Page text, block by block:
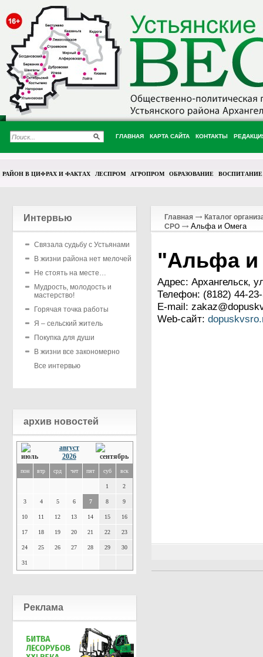
ГЛАВНАЯ КАРТА САЙТА КОНТАКТЫ
РАЙОН В ЦИФРАХ И ФАКТАХ ЛЕСПРОМ АГРОПРОМ ОБРАЗОВАНИЕ ВОСПИТАНИЕ
Интервью
Связала судьбу с Устьянами
В жизни района нет мелочей
Не стоять на месте…
Мудрость, молодость и
мастерство!
Горячая точка работы
Я – сельский житель
Покупка для души
В жизни все закономерно
Все интервью
архив новостей
август
2026
пон втр срд чет пят суб вск
1 2
3 4 5 6 7 8 9
10 11 12 13 14 15 16
17 18 19 20 21 22 23
24 25 26 27 28 29 30
31
Реклама
Главная
Каталог
СРО
Альфа и Омега
"Альфа и
Адрес: Архангельск,
Телефон: (8182) 44-
E-mail:
Web-сайт: